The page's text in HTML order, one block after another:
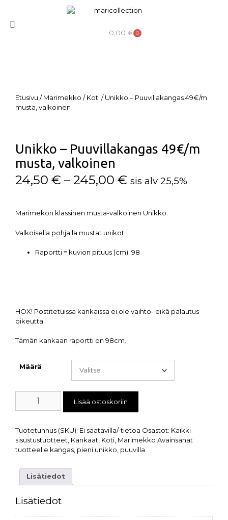
0,00 € 0
Etusivu /Marimekko /Koti/ Unikko – Puuvillakangas 49€/m
musta, valkoinen
Unikko – Puuvillakangas 49€/m
musta, valkoinen
24,50 € – 245,00 € sis alv 25,5%
Marimekon klassinen musta-valkoinen Unikko.
Valkoisella pohjalla mustat unikot.
Raportti = kuvion pituus (cm): 98
HOX! Postitetuissa kankaissa ei ole vaihto- eikä palautus
oikeutta.
Tämän kankaan raportti on 98cm.
Määrä
Lisää ostoskoriin
Tuotetunnus (SKU): Ei saatavilla/-tietoa Osastot: Kaikki
sisustustuotteet Kankaat Koti Marimekko Avainsanat
tuotteelle kangas pieni unikko puuvilla
Lisätiedot
Lisätiedot